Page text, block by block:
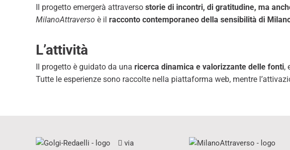
Il progetto emergerà attraverso storie di incontri, di gratitudine, ma
MilanoAttraverso è il racconto contemporaneo della sensibilità di
L’attività
Il progetto è guidato da una ricerca dinamica e valorizzante delle fonti,
Tutte le esperienze sono raccolte nella piattaforma web, mentre
via